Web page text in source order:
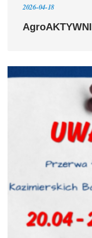
2026-04-18
AgroAKTYWNI